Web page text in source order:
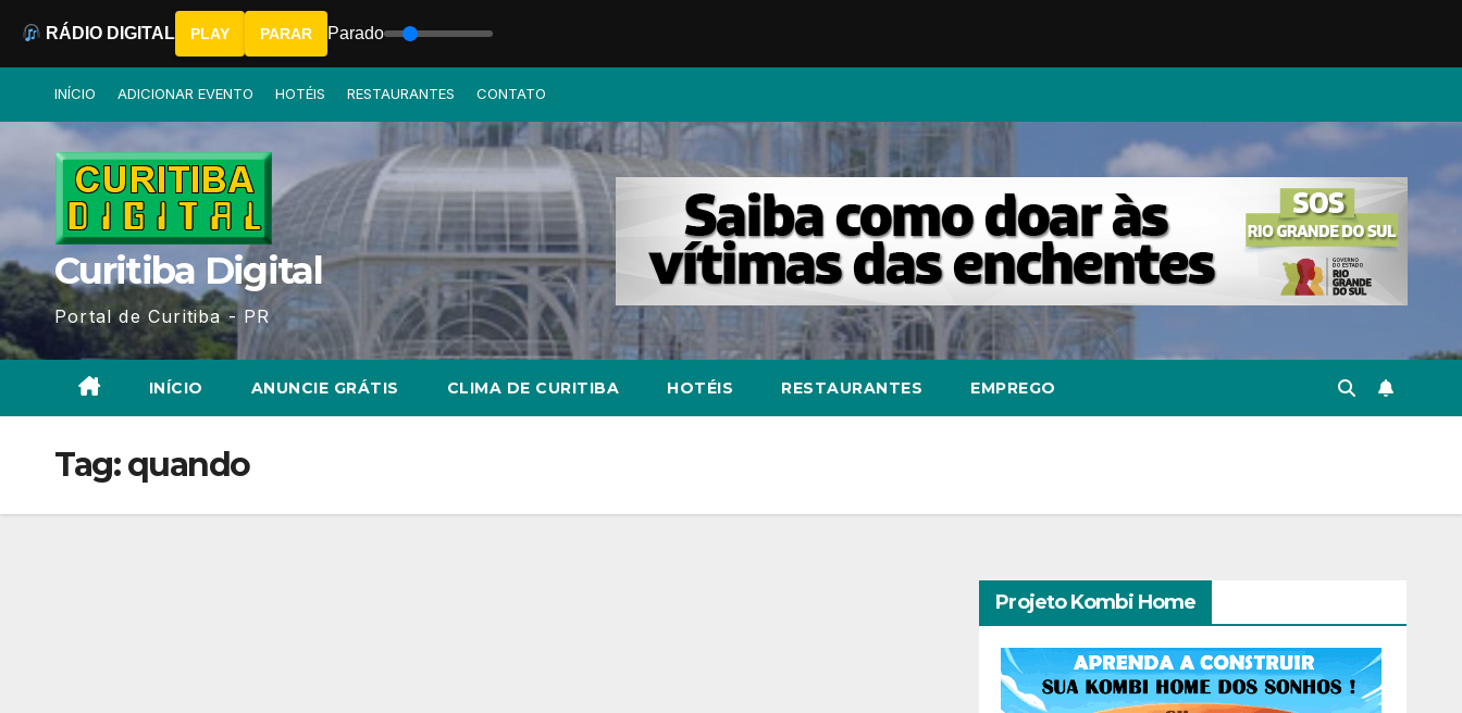
INÍCIO ADICIONAR EVENTO HOTÉIS RESTAURANTES CONTATO
Curitiba Digital
Portal de Curitiba - PR
INÍCIO ANUNCIE GRÁTIS CLIMA DE CURITIBA HOTÉIS RESTAURANTES EMPREGO
Tag:quando
Projeto Kombi Home
RÁDIO DIGITAL PLAY PARAR Parado